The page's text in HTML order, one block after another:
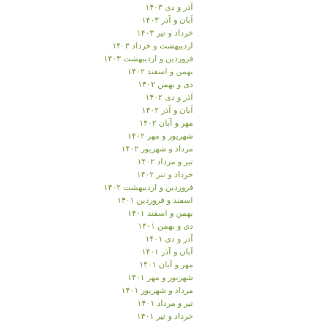
آذر و دی ۱۴۰۳
آبان و آذر ۱۴۰۳
خرداد و تیر ۱۴۰۳
اردیبهشت و خرداد ۱۴۰۳
فروردین و اردیبهشت ۱۴۰۳
بهمن و اسفند ۱۴۰۲
دی و بهمن ۱۴۰۲
آذر و دی ۱۴۰۲
آبان و آذر ۱۴۰۲
مهر و آبان ۱۴۰۲
شهریور و مهر ۱۴۰۲
مرداد و شهریور ۱۴۰۲
تیر و مرداد ۱۴۰۲
خرداد و تیر ۱۴۰۲
فروردین و اردیبهشت ۱۴۰۲
اسفند و فروردین ۱۴۰۱
بهمن و اسفند ۱۴۰۱
دی و بهمن ۱۴۰۱
آذر و دی ۱۴۰۱
آبان و آذر ۱۴۰۱
مهر و آبان ۱۴۰۱
شهریور و مهر ۱۴۰۱
مرداد و شهریور ۱۴۰۱
تیر و مرداد ۱۴۰۱
خرداد و تیر ۱۴۰۱